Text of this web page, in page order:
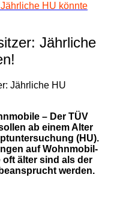
HU könnte
Jährliche
– Der TÜV
ab einem Alter
(HU).
auf Wohnmobil-
oft älter sind als der
werden.